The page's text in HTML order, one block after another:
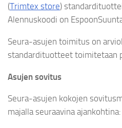
(Trimtex store)
Alennuskoodi on
Seura-asujen toimitus on
standardituotteet toimitetaan
Asujen sovitus
Seura-asujen kokojen
majalla seuraavina ajankohtina: